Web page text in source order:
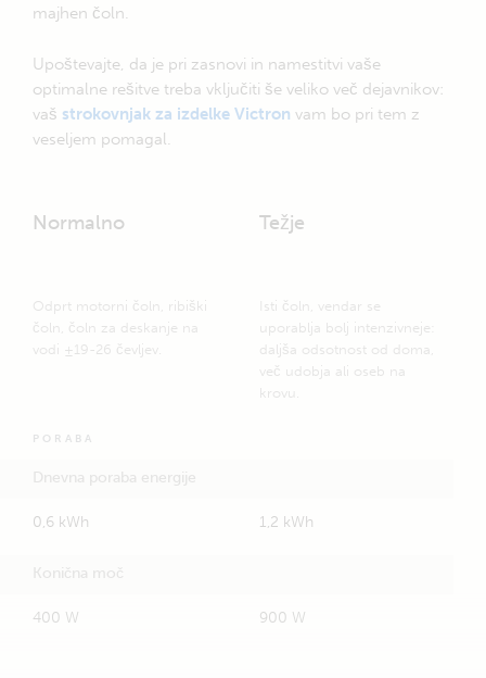
majhen čoln.
Upoštevajte, da je pri zasnovi in namestitvi vaše
optimalne rešitve treba vključiti še veliko več dejavnikov:
vaš strokovnjak za izdelke Victron vam bo pri tem z
veseljem pomagal.
Normalno Težje
Odprt motorni čoln, ribiški
čoln, čoln za deskanje na
vodi ±19-26 čevljev.
Isti čoln, vendar se
uporablja bolj intenzivneje:
daljša odsotnost od doma,
več udobja ali oseb na
krovu.
PORABA
Dnevna poraba energije
0,6 kWh 1,2 kWh
Konična moč
400 W 900 W